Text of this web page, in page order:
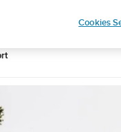
runners Shop
Cookies